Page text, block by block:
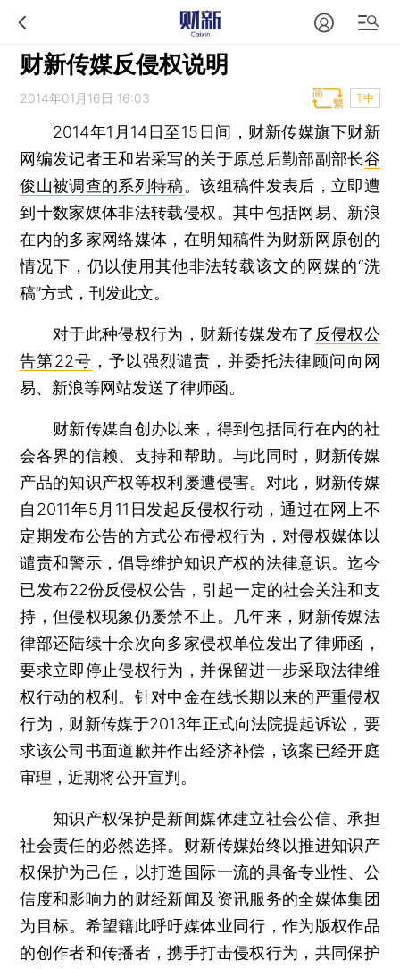
财新传媒反侵权说明
2014年01月16日 16:03 T中
2014年1月14日至15日间，财新传媒旗下财新
网编发记者王和岩采写的关于原总后勤部副部长谷
俊山被调查的系列特稿。该组稿件发表后，立即遭
到十数家媒体非法转载侵权。其中包括网易、新浪
在内的多家网络媒体，在明知稿件为财新网原创的
情况下，仍以使用其他非法转载该文的网媒的“洗
稿”方式，刊发此文。
对于此种侵权行为，财新传媒发布了 反侵权公
告第22号 ，予以强烈谴责，并委托法律顾问向网
易、新浪等网站发送了律师函。
财新传媒自创办以来，得到包括同行在内的社
会各界的信赖、支持和帮助。与此同时，财新传媒
产品的知识产权等权利屡遭侵害。对此，财新传媒
自2011年5月11日发起反侵权行动，通过在网上不
定期发布公告的方式公布侵权行为，对侵权媒体以
谴责和警示，倡导维护知识产权的法律意识。迄今
已发布22份反侵权公告，引起一定的社会关注和支
持，但侵权现象仍屡禁不止。几年来，财新传媒法
律部还陆续十余次向多家侵权单位发出了律师函，
要求立即停止侵权行为，并保留进一步采取法律维
权行动的权利。针对中金在线长期以来的严重侵权
行为，财新传媒于2013年正式向法院提起诉讼，要
求该公司书面道歉并作出经济补偿，该案已经开庭
审理，近期将公开宣判。
知识产权保护是新闻媒体建立社会公信、承担
社会责任的必然选择。财新传媒始终以推进知识产
权保护为己任，以打造国际一流的具备专业性、公
信度和影响力的财经新闻及资讯服务的全媒体集团
为目标。希望籍此呼吁媒体业同行，作为版权作品
的创作者和传播者，携手打击侵权行为，共同保护